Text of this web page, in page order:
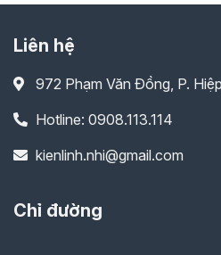
Liên hệ
972 Phạm Văn Đồng, P.
Hotline: 0908.113.114
kienlinh.nhi@gmail.com
Chỉ đường